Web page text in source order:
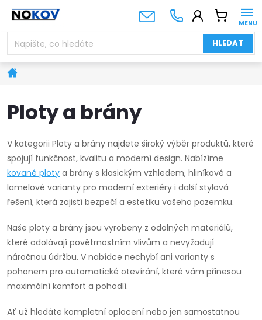
Přejít
obsah
HLEDAT
NÁKUPNÍ
KOŠÍK
Ploty a brány
V kategorii Ploty a brány najdete široký výběr produktů, které
spojují funkčnost, kvalitu a moderní design. Nabízíme
kované ploty a brány s klasickým vzhledem, hliníkové a
lamelové varianty pro moderní exteriéry i další stylová
řešení, která zajistí bezpečí a estetiku vašeho pozemku.
Naše ploty a brány jsou vyrobeny z odolných materiálů,
které odolávají povětrnostním vlivům a nevyžadují
náročnou údržbu. V nabídce nechybí ani varianty s
pohonem pro automatické otevírání, které vám přinesou
maximální komfort a pohodlí.
Ať už hledáte kompletní oplocení nebo jen samostatnou